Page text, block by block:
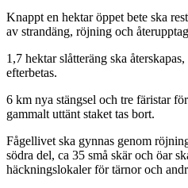
Knappt en hektar öppet bete ska
av strandäng, röjning och
1,7 hektar slåtteräng ska
efterbetas.
6 km nya stängsel och tre färistar
gammalt uttänt staket tas bort.
Fågellivet ska gynnas genom
södra del, ca 35 små skär och öar
häckningslokaler för tärnor och